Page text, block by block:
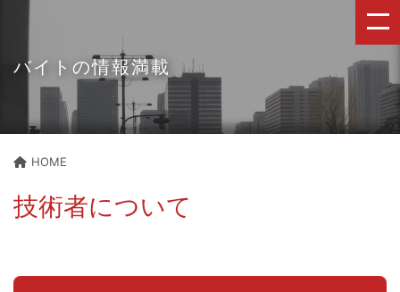
バイトの情報満載
HOME
技術者について